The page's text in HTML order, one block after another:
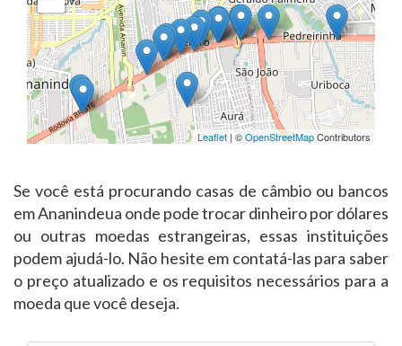
Leaflet | ©OpenStreetMapContributors
Se você está procurando casas de câmbio ou bancos
em Ananindeua onde pode trocar dinheiro por dólares
ou outras moedas estrangeiras, essas instituições
podem ajudá-lo. Não hesite em contatá-las para saber
o preço atualizado e os requisitos necessários para a
moeda que você deseja.